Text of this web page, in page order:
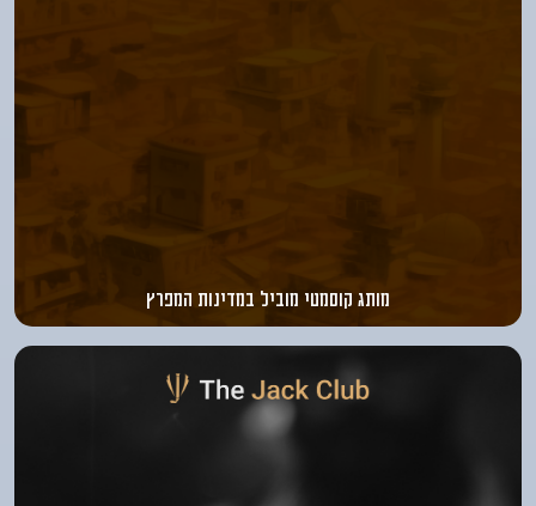
מותג קוסמטי מוביל במדינות המפרץ